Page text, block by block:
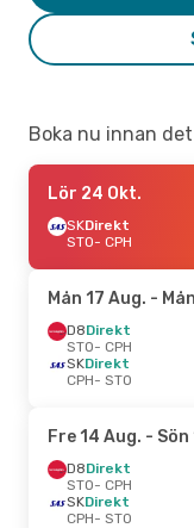
Boka nu innan
Lör 24 Okt.
SKDirekt
STO- CPH
Mån 17 Aug. -
D8Direkt
STO- CPH
SKDirekt
CPH- STO
Fre 14 Aug. - Sön
D8Direkt
STO- CPH
SKDirekt
CPH- STO